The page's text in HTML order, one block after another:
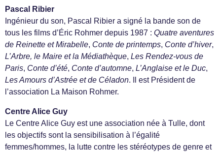
Pascal Ribier
Ingénieur du son, Pascal Ribier a signé la bande son de
tous les films d’Éric Rohmer depuis 1987 : Quatre aventures
de Reinette et Mirabelle, Conte de printemps, Conte d’hiver,
L’Arbre, le Maire et la Médiathèque, Les Rendez-vous de
Paris, Conte d’été, Conte d’automne, L’Anglaise et le Duc,
Les Amours d’Astrée et de Céladon. Il est Président de
l’association La Maison Rohmer.
Centre Alice Guy
Le Centre Alice Guy est une association née à Tulle, dont
les objectifs sont la sensibilisation à l’égalité
femmes/hommes, la lutte contre les stéréotypes de genre et